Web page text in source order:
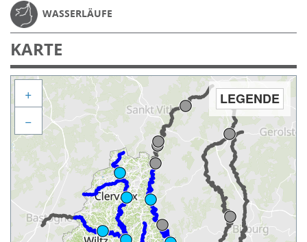
WASSERLÄUFE
KARTE
LEGENDE
+
−